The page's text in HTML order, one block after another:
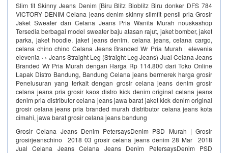
Slim fit Skinny Jeans Denim [Biru Blitz Bioblitz Biru donker DFS 784
VICTORY DENIM Celana jeans denim skinny slimfit pensil pria Grosir
Jaket Sweater dan Celana Jeans Pria Wanita Murah nouskashop
Tersedia berbagai model sweater baju atasan rajut, jaket bomber, jaket
parka, jaket hoodie, jaket jeans denim, celana jeans, celana cargo,
celana chino chino Celana Jeans Branded Wr Pria Murah | elevenia
elevenia › › Jeans Straight Leg (Straight Leg Jeans) Jual Celana Jeans
Branded Wr Pria Murah dengan Harga Rp 114.800 dari Toko Online
Lapak Distro Bandung, Bandung Celana jeans bermerek harga grosir
Penelusuran yang terkait dengan grosir celana jeans denim grosir
celana jeans pria grosir kaos distro kick denim original celana jeans
denim pria distributor celana jeans jawa barat jaket kick denim original
grosir celana jeans pria branded murah distributor celana jeans kota
cimahi, jawa barat grosir celana jeans bandung
Grosir Celana Jeans Denim PetersaysDenim PSD Murah | Grosir
grosirjeanschino 2018 03 grosir celana jeans denim 28 Mar 2018
Jual Celana Jeans Celana Jeans Denim PetersaysDenim PSD